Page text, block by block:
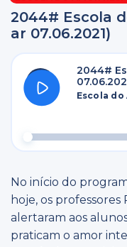
2044# Escola
ar 07.06.2021)
2044#
Escola
No início do
hoje, os professores
alertaram aos
praticam o amor